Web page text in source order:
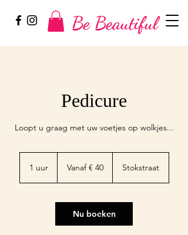
Be Beautiful
Pedicure
Loopt u graag met uw voetjes op wolkjes...
1 uur1
euroVanaf € 40 Stokstraat
Nu boeken